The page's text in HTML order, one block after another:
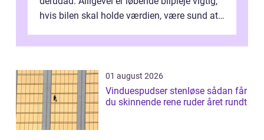
hvis bilen skal holde værdien, være sund at
01 august 2026
Vinduespudser stenløse sådan får
du skinnende rene ruder året rundt